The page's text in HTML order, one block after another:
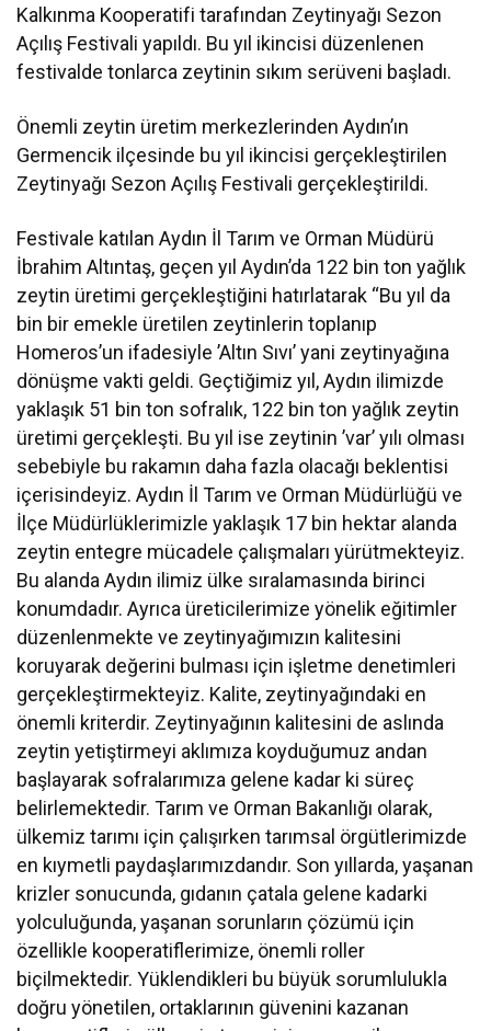
Kalkınma Kooperatifi tarafından Zeytinyağı Sezon
Açılış Festivali yapıldı. Bu yıl ikincisi düzenlenen
festivalde tonlarca zeytinin sıkım serüveni başladı.
Önemli zeytin üretim merkezlerinden Aydın’ın
Germencik ilçesinde bu yıl ikincisi gerçekleştirilen
Zeytinyağı Sezon Açılış Festivali gerçekleştirildi.
Festivale katılan Aydın İl Tarım ve Orman Müdürü
İbrahim Altıntaş, geçen yıl Aydın’da 122 bin ton yağlık
zeytin üretimi gerçekleştiğini hatırlatarak “Bu yıl da
bin bir emekle üretilen zeytinlerin toplanıp
Homeros’un ifadesiyle ’Altın Sıvı’ yani zeytinyağına
dönüşme vakti geldi. Geçtiğimiz yıl, Aydın ilimizde
yaklaşık 51 bin ton sofralık, 122 bin ton yağlık zeytin
üretimi gerçekleşti. Bu yıl ise zeytinin ’var’ yılı olması
sebebiyle bu rakamın daha fazla olacağı beklentisi
içerisindeyiz. Aydın İl Tarım ve Orman Müdürlüğü ve
İlçe Müdürlüklerimizle yaklaşık 17 bin hektar alanda
zeytin entegre mücadele çalışmaları yürütmekteyiz.
Bu alanda Aydın ilimiz ülke sıralamasında birinci
konumdadır. Ayrıca üreticilerimize yönelik eğitimler
düzenlenmekte ve zeytinyağımızın kalitesini
koruyarak değerini bulması için işletme denetimleri
gerçekleştirmekteyiz. Kalite, zeytinyağındaki en
önemli kriterdir. Zeytinyağının kalitesini de aslında
zeytin yetiştirmeyi aklımıza koyduğumuz andan
başlayarak sofralarımıza gelene kadar ki süreç
belirlemektedir. Tarım ve Orman Bakanlığı olarak,
ülkemiz tarımı için çalışırken tarımsal örgütlerimizde
en kıymetli paydaşlarımızdandır. Son yıllarda, yaşanan
krizler sonucunda, gıdanın çatala gelene kadarki
yolculuğunda, yaşanan sorunların çözümü için
özellikle kooperatiflerimize, önemli roller
biçilmektedir. Yüklendikleri bu büyük sorumlulukla
doğru yönetilen, ortaklarının güvenini kazanan